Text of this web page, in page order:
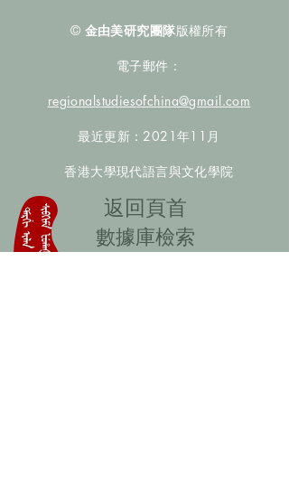
© 金由美研究團隊版權所有
電子郵件：
regionalstudiesofchina@gmail.com
最近更新：2021年11月
香港大學現代語言與文化學院
​返回頁首
數據庫檢索